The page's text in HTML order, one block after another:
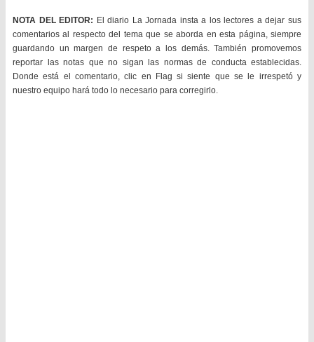
NOTA DEL EDITOR: El diario La Jornada insta a los lectores a dejar sus
comentarios al respecto del tema que se aborda en esta página, siempre
guardando un margen de respeto a los demás. También promovemos
reportar las notas que no sigan las normas de conducta establecidas.
Donde está el comentario, clic en Flag si siente que se le irrespetó y
nuestro equipo hará todo lo necesario para corregirlo.